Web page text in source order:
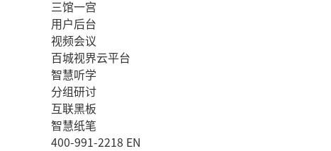
三馆一宫
用户后台
视频会议
百城视界云平台
智慧听学
分组研讨
互联黑板
智慧纸笔
400-991-2218 EN